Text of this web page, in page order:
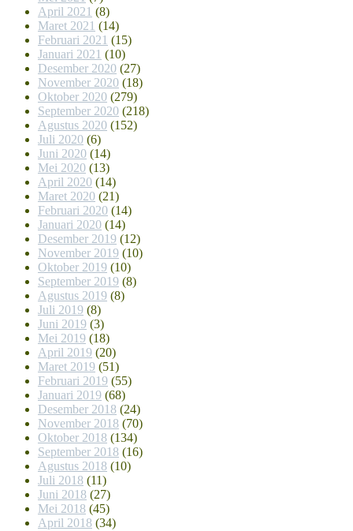
April 2021 (8)
Maret 2021 (14)
Februari 2021 (15)
Januari 2021 (10)
Desember 2020 (27)
November 2020 (18)
Oktober 2020 (279)
September 2020 (218)
Agustus 2020 (152)
Juli 2020 (6)
Juni 2020 (14)
Mei 2020 (13)
April 2020 (14)
Maret 2020 (21)
Februari 2020 (14)
Januari 2020 (14)
Desember 2019 (12)
November 2019 (10)
Oktober 2019 (10)
September 2019 (8)
Agustus 2019 (8)
Juli 2019 (8)
Juni 2019 (3)
Mei 2019 (18)
April 2019 (20)
Maret 2019 (51)
Februari 2019 (55)
Januari 2019 (68)
Desember 2018 (24)
November 2018 (70)
Oktober 2018 (134)
September 2018 (16)
Agustus 2018 (10)
Juli 2018 (11)
Juni 2018 (27)
Mei 2018 (45)
April 2018 (34)